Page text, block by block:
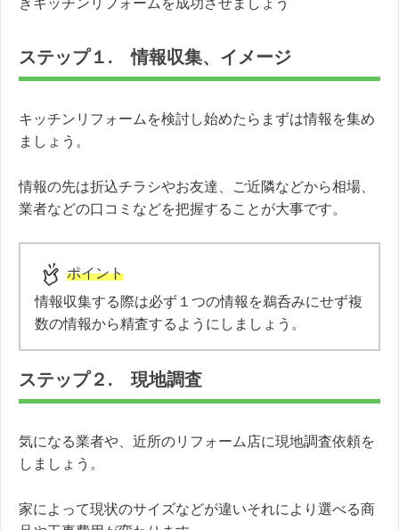
きキッチンリフォームを成功させましょう
ステップ１. 情報収集、イメージ
キッチンリフォームを検討し始めたらまずは情報を集め
ましょう。
情報の先は折込チラシやお友達、ご近隣などから相場、
業者などの口コミなどを把握することが大事です。
ポイント
情報収集する際は必ず１つの情報を鵜呑みにせず複
数の情報から精査するようにしましょう。
ステップ２. 現地調査
気になる業者や、近所のリフォーム店に現地調査依頼を
しましょう。
家によって現状のサイズなどが違いそれにより選べる商